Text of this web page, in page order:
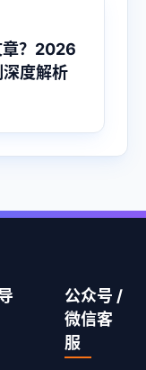
章？2026
度解析
公众号 /
微信客
服